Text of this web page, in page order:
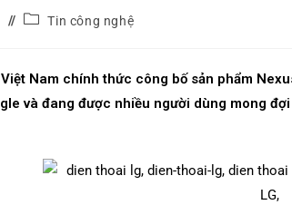
Tin công nghệ
Nam chính thức công bố sản phẩm
và đang được nhiều người dùng mong